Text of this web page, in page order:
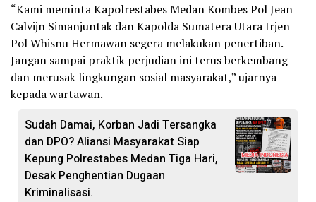
“Kami meminta Kapolrestabes Medan Kombes Pol Jean
Calvijn Simanjuntak dan Kapolda Sumatera Utara Irjen
Pol Whisnu Hermawan segera melakukan penertiban.
Jangan sampai praktik perjudian ini terus berkembang
dan merusak lingkungan sosial masyarakat,” ujarnya
kepada wartawan.
Sudah Damai, Korban Jadi Tersangka
dan DPO? Aliansi Masyarakat Siap
Kepung Polrestabes Medan Tiga Hari,
Desak Penghentian Dugaan
Kriminalisasi.